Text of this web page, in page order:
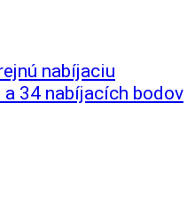
nabíjaciu
34 nabíjacích bodov